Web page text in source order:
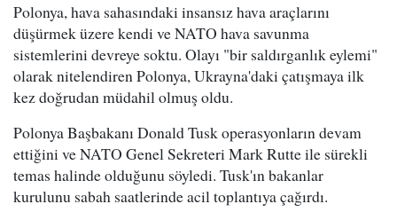
Polonya, hava sahasındaki insansız hava araçlarını
düşürmek üzere kendi ve NATO hava savunma
sistemlerini devreye soktu. Olayı "bir saldırganlık eylemi"
olarak nitelendiren Polonya, Ukrayna'daki çatışmaya ilk
kez doğrudan müdahil olmuş oldu.
Polonya Başbakanı Donald Tusk operasyonların devam
ettiğini ve NATO Genel Sekreteri Mark Rutte ile sürekli
temas halinde olduğunu söyledi. Tusk'ın bakanlar
kurulunu sabah saatlerinde acil toplantıya çağırdı.